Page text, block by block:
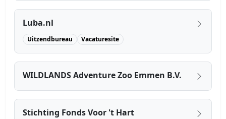
Luba.nl
Uitzendbureau Vacaturesite
WILDLANDS Adventure Zoo Emmen B.V.
Stichting Fonds Voor 't Hart